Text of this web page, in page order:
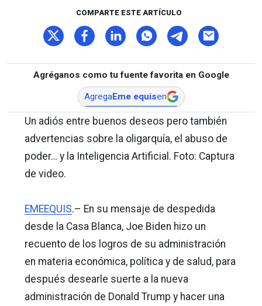
COMPARTE ESTE ARTÍCULO
Agréganos como tu fuente favorita en Google
AgregaEme equisen
Un adiós entre buenos deseos pero también
advertencias sobre la oligarquía, el abuso de
poder… y la Inteligencia Artificial. Foto: Captura
de video.
EMEEQUIS.– En su mensaje de despedida
desde la Casa Blanca, Joe Biden hizo un
recuento de los logros de su administración
en materia económica, política y de salud, para
después desearle suerte a la nueva
administración de Donald Trump y hacer una